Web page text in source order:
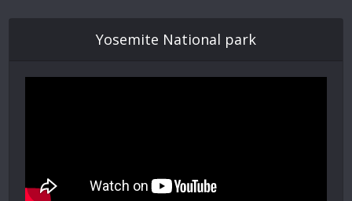
Yosemite National park